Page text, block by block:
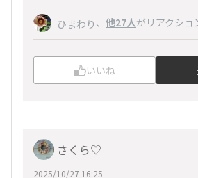
ひまわり 、 他27人がリアクショ
いいね
さくら♡
2025/10/27 16:25